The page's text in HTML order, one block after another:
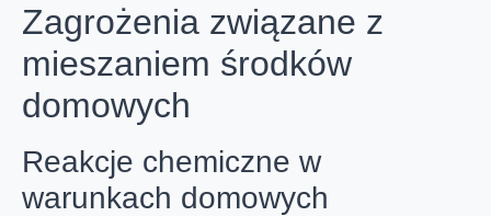
Zagrożenia związane z
mieszaniem środków
domowych
Reakcje chemiczne w
warunkach domowych